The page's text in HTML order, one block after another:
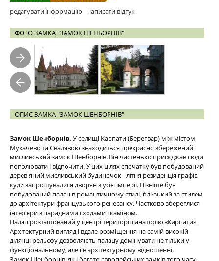
редагувати інформацію написати відгук
ФОТО ЗАМКА "ЗАМОК ШЕНБОРНІВ"
ОПИС ЗАМКА "ЗАМОК ШЕНБОРНІВ"
Замок Шенборнів. У селищі Карпати (Берегвар) між містом
Мукачево та Свалявою знаходиться прекрасно збережений
мисливський замок Шенборнів. Він частенько приїжджав сюди
пополювати і відпочити. У цих цілях спочатку був побудований
дерев'яний мисливський будиночок - літня резиденція графів,
куди запрошувалися дворян з усієї імперії. Пізніше був
побудований палац в романтичному стилі, близький за стилем
до архітектури французького ренесансу. Частково збереглися
інтер'єри з парадними сходами і каміном.
Палац розташований у центрі території санаторію «Карпати».
Архітектурний вигляд і вдале розміщення на самій високій
ділянці рельєфу дозволяють палацу домінувати не тільки у
функціональному, але і в архітектурному відношенні.
Замок Шенборнів, як і багато європейських замків того часу,